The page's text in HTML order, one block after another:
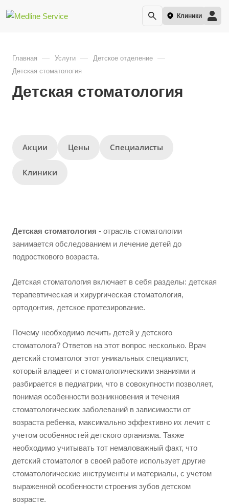
Клиники
Главная — Услуги — Детское отделение —
Детская стоматология
Детская стоматология
Акции Цены Специалисты
Клиники
Детская стоматология - отрасль стоматологии
занимается обследованием и лечение детей до
подросткового возраста.
Детская стоматология включает в себя разделы: детская
терапевтическая и хирургическая стоматология,
ортодонтия, детское протезирование.
Почему необходимо лечить детей у детского
стоматолога? Ответов на этот вопрос несколько. Врач
детский стоматолог этот уникальных специалист,
который владеет и стоматологическими знаниями и
разбирается в педиатрии, что в совокупности позволяет,
понимая особенности возникновения и течения
стоматологических заболеваний в зависимости от
возраста ребенка, максимально эффективно их лечит с
учетом особенностей детского организма. Также
необходимо учитывать тот немаловажный факт, что
детский стоматолог в своей работе использует другие
стоматологические инструменты и материалы, с учетом
выраженной особенности строения зубов детском
возрасте.